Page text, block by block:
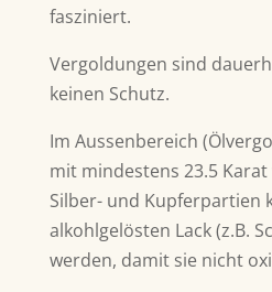
fasziniert.
Vergoldungen sind
keinen Schutz.
Im Aussenbereich
mit mindestens 23.5
Silber- und Kupferpartien
alkohlgelösten Lack (z.B.
werden, damit sie nicht